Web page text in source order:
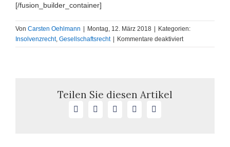
[/fusion_builder_container]
Von Carsten Oehlmann Montag, 12. März 2018
Kategorien:
Insolvenzrecht, Gesellschaftsrecht Kommentare deaktiviertfür
Haftung
Teilen Sie diesen Artikel
Facebook LinkedInWhatsApp